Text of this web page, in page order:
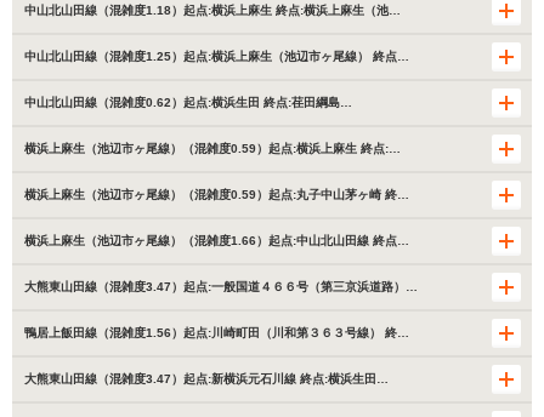
中山北山田線（混雑度1.18）起点:横浜上麻生 終点:横浜上麻生（池…
中山北山田線（混雑度1.25）起点:横浜上麻生（池辺市ヶ尾線） 終点…
中山北山田線（混雑度0.62）起点:横浜生田 終点:荏田綱島…
横浜上麻生（池辺市ヶ尾線）（混雑度0.59）起点:横浜上麻生 終点:…
横浜上麻生（池辺市ヶ尾線）（混雑度0.59）起点:丸子中山茅ヶ崎 終…
横浜上麻生（池辺市ヶ尾線）（混雑度1.66）起点:中山北山田線 終点…
大熊東山田線（混雑度3.47）起点:一般国道４６６号（第三京浜道路）…
鴨居上飯田線（混雑度1.56）起点:川崎町田（川和第３６３号線） 終…
大熊東山田線（混雑度3.47）起点:新横浜元石川線 終点:横浜生田…